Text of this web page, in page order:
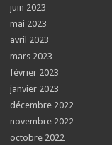
juin 2023
mai 2023
avril 2023
mars 2023
février 2023
janvier 2023
décembre 2022
novembre 2022
octobre 2022